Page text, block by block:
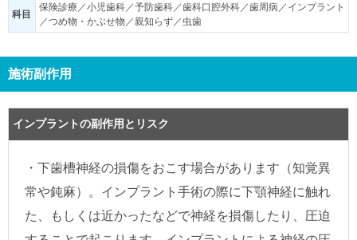
科目
保険診療／小児歯科／予防歯科／歯科口腔外科／歯周病／インプラント
／つめ物・かぶせ物／親知らず／虫歯
施術副作用